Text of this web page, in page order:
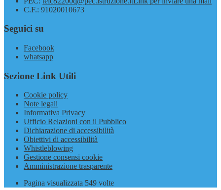
C.F.: 91020010673
Seguici su
Facebook
whatsapp
Sezione Link Utili
Cookie policy
Note legali
Informativa Privacy
Ufficio Relazioni con il Pubblico
Dichiarazione di accessibilità
Obiettivi di accessibilità
Whistleblowing
Gestione consensi cookie
Amministrazione trasparente
Pagina visualizzata 549 volte